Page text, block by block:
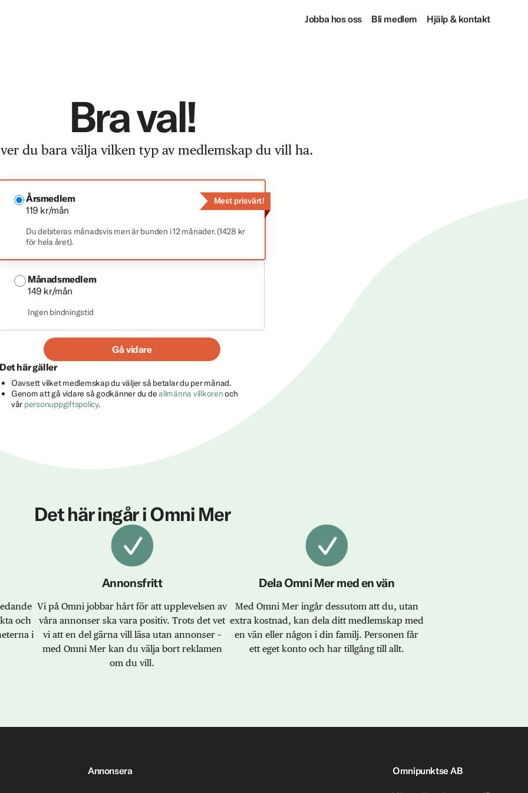
Jobba hos oss Bli medlem Hjälp & kontakt
Bra val!
du bara välja vilken typ av medlemskap du vill ha.
Årsmedlem
119 kr/mån
Du debiteras månadsvis men är bunden i 12 månader. (1428 kr
för hela året).
Mest prisvärt!
Månadsmedlem
149 kr/mån
Ingen bindningstid
Gå vidare
Det här gäller
Oavsett vilket medlemskap du väljer så betalar du per månad.
Genom att gå vidare så godkänner du deallmänna villkorenoch
vår personuppgiftspolicy.
Det här ingår i Omni Mer
och
i
Annonsfritt
Vi på Omni jobbar hårt för att upplevelsen av
våra annonser ska vara positiv. Trots det vet
vi att en del gärna vill läsa utan annonser –
med Omni Mer kan du välja bort reklamen
om du vill.
Dela Omni Mer med en vän
Med Omni Mer ingår dessutom att du, utan
extra kostnad, kan dela ditt medlemskap med
en vän eller någon i din familj. Personen får
ett eget konto och har tillgång till allt.
Annonsera Omnipunktse AB